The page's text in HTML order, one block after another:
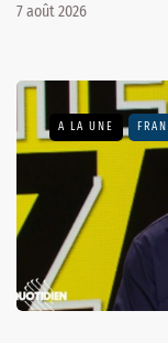
7 août 2026
A LA UNE